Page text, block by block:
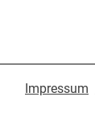
Impressum